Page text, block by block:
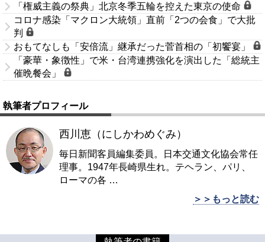
「権威主義の祭典」北京冬季五輪を控えた東京の使命
コロナ感染「マクロン大統領」直前「2つの会食」で大批
判
おもてなしも「安倍流」継承だった菅首相の「初饗宴」
「豪華・象徴性」で米・台湾連携強化を演出した「総統主
催晩餐会」
執筆者プロフィール
西川恵（にしかわめぐみ）
毎日新聞客員編集委員。日本交通文化協会常任
理事。1947年長崎県生れ。テヘラン、パリ、
ローマの各 …
＞＞もっと読む